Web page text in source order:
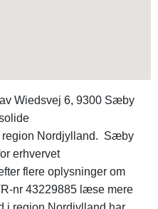
Wiedsvej 6, 9300 Sæby
region Nordjylland. Sæby
erhvervet
flere oplysninger om
nr 43229885 læse mere